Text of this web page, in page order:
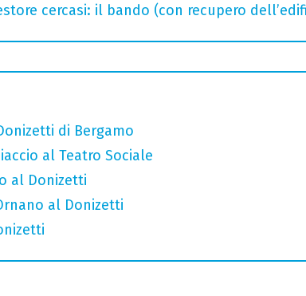
cercasi: il bando (con recupero
di Bergamo
al Teatro Sociale
al Donizetti
al Donizetti